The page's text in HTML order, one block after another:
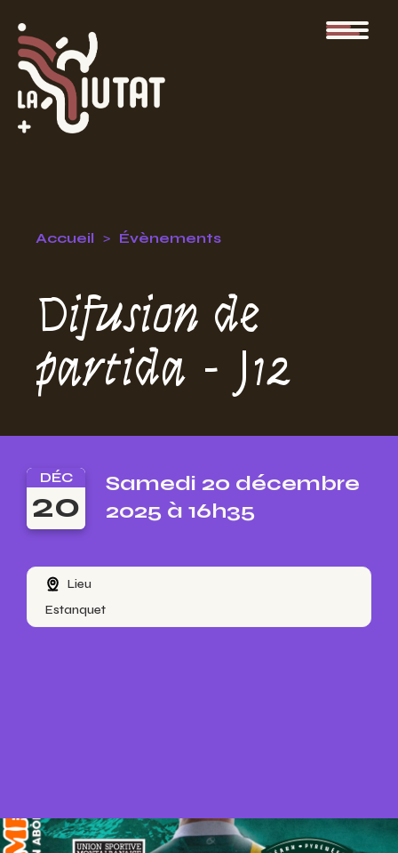
Accueil Évènements
Difusion de
partida - J12
DÉC
20
Samedi 20 décembre
2025 à 16h35
Lieu
Estanquet